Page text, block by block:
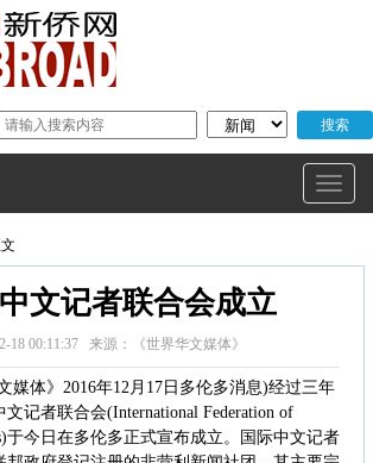
文记者联合会成立
18 00:11:37 来源：《世界华文媒体》
媒体》2016年12月17日多伦多消息)经过三年
记者联合会(International Federation of
于今日在多伦多正式宣布成立。国际中文记者